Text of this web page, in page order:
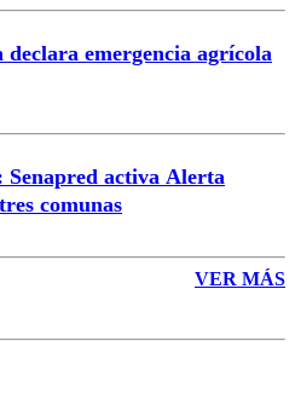
emergencia agrícola
activa Alerta
comunas
VER MÁS